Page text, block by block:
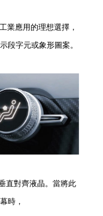
業應用的理想選擇，
段字元或象形圖案。
直對齊液晶。當將此
時，